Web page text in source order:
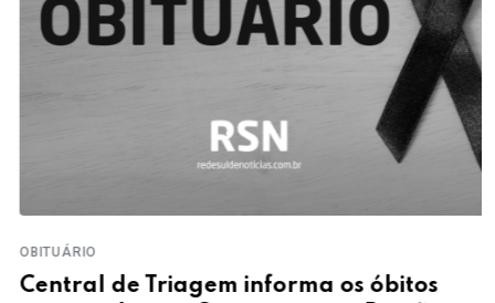
OBITUÁRIO
Central de Triagem informa os óbitos